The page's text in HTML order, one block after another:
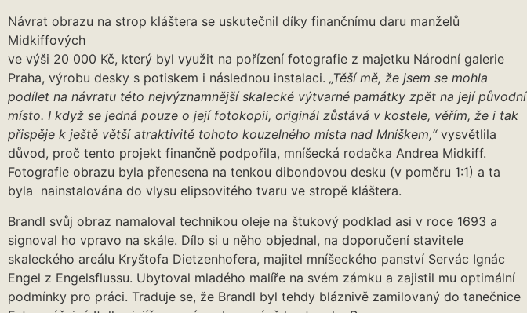
Návrat obrazu na strop kláštera se uskutečnil díky finančnímu daru manželů
Midkiffových
ve výši 20 000 Kč, který byl využit na pořízení fotografie z majetku Národní galerie
Praha, výrobu desky s potiskem i následnou instalaci. „Těší mě, že jsem se mohla
podílet na návratu této nejvýznamnější skalecké výtvarné památky zpět na její původní
místo. I když se jedná pouze o její fotokopii, originál zůstává v kostele, věřím, že i tak
přispěje k ještě větší atraktivitě tohoto kouzelného místa nad Mníškem,“vysvětlila
důvod, proč tento projekt finančně podpořila, mníšecká rodačka Andrea Midkiff.
Fotografie obrazu byla přenesena na tenkou dibondovou desku (v poměru 1:1) a ta
byla nainstalována do vlysu elipsovitého tvaru ve stropě kláštera.
Brandl svůj obraz namaloval technikou oleje na štukový podklad asi v roce 1693 a
signoval ho vpravo na skále. Dílo si u něho objednal, na doporučení stavitele
skaleckého areálu Kryštofa Dietzenhofera, majitel mníšeckého panství Servác Ignác
Engel z Engelsflussu. Ubytoval mladého malíře na svém zámku a zajistil mu optimální
podmínky pro práci. Traduje se, že Brandl byl tehdy bláznivě zamilovaný do tanečnice